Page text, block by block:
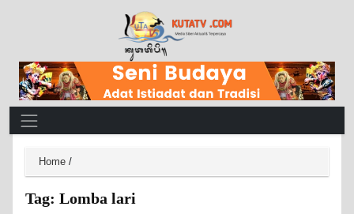
Main Navigation
Home /
Tag: Lomba lari